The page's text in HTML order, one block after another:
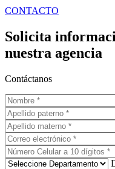
CONTACTO
Solicita
nuestra agencia
Contáctanos